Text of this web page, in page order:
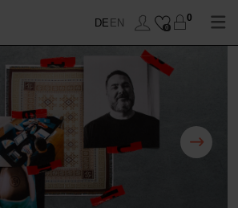
DE EN 0
0